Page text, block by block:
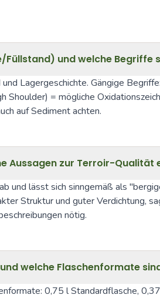
und welche Begriffe
Lagergeschichte. Gängige
Shoulder) = mögliche
auf Sediment achten.
Aussagen zur Terroir-Qualität
und lässt sich sinngemäß als
Struktur und guter Verdichtung,
nötig.
welche Flaschenformate
0,75 l Standardflasche,